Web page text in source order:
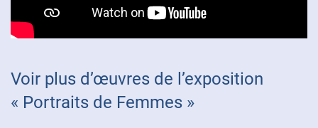
Voir plus d’œuvres de l’exposition
« Portraits de Femmes »